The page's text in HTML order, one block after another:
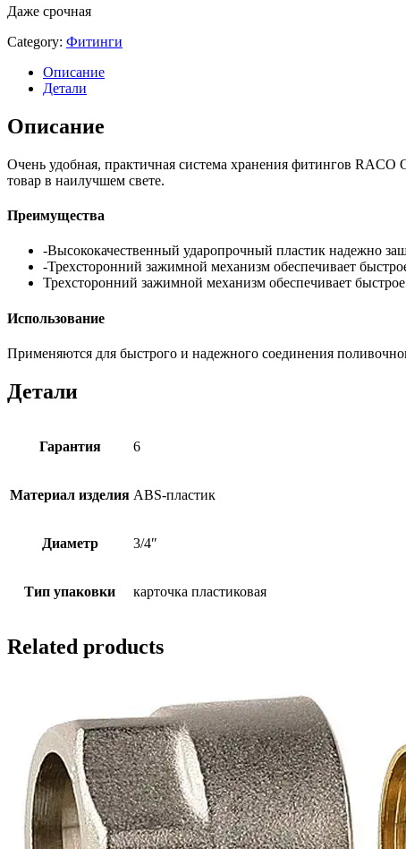
Даже срочная
Category: Фитинги
Описание
Детали
Описание
Очень удобная, практичная система хранения фитингов
товар в наилучшем свете.
Преимущества
-Высококачественный ударопрочный пластик надежно
-Трехсторонний зажимной механизм обеспечивает
Трехсторонний зажимной механизм обеспечивает
Использование
Применяются для быстрого и надежного соединения
Детали
Гарантия 6
Материал изделия ABS-пластик
Диаметр 3/4″
Тип упаковки карточка пластиковая
Related products